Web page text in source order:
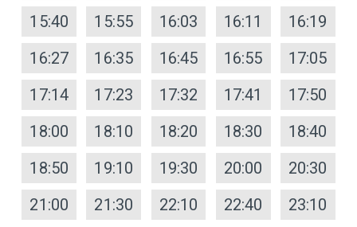
15:40
15:55 16:03 16:11
16:19
16:27
16:35 16:45 16:55
17:05
17:14
17:23 17:32 17:41
17:50
18:00
18:10 18:20 18:30
18:40
18:50
19:10 19:30 20:00
20:30
21:00
21:30 22:10 22:40 23:10